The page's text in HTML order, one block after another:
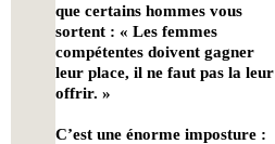
que certains hommes vous
sortent : « Les femmes
compétentes doivent gagner
leur place, il ne faut pas la leur
offrir. »
C’est une énorme imposture :